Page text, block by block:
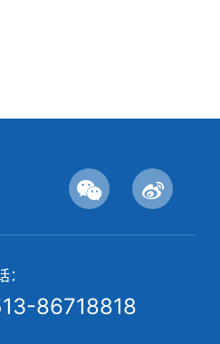
86718818